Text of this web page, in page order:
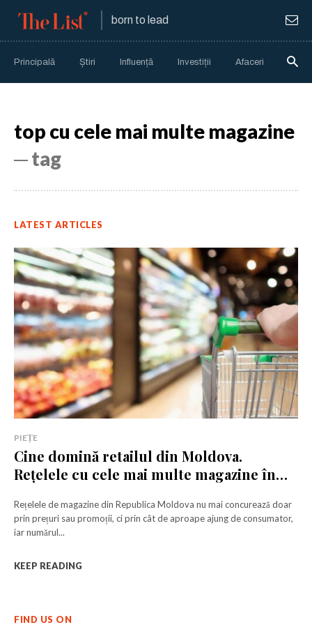
born to lead
Principală Știri Influență Investiții Afaceri
top cu cele mai multe magazine
─ tag
LATEST ARTICLES
PIEȚE
Cine domină retailul din Moldova.
Rețelele cu cele mai multe magazine în
Rețelele de magazine din Republica Moldova nu mai concurează doar
prin prețuri sau promoții, ci prin cât de aproape ajung de consumator,
iar numărul...
KEEP READING
FIND US ON